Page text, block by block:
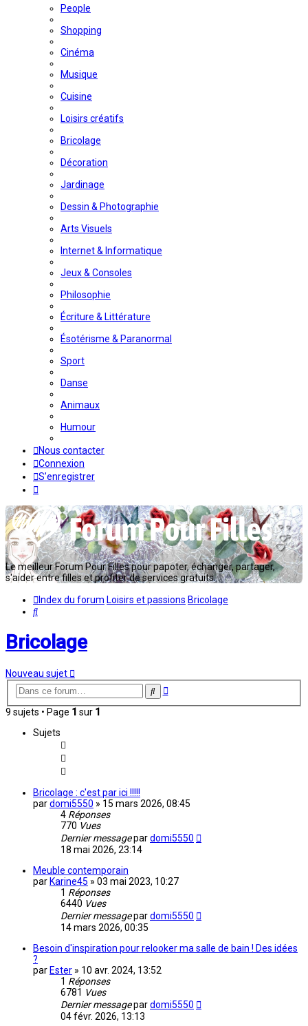
People
Shopping
Cinéma
Musique
Cuisine
Loisirs créatifs
Bricolage
Décoration
Jardinage
Dessin & Photographie
Arts Visuels
Internet & Informatique
Jeux & Consoles
Philosophie
Écriture & Littérature
Ésotérisme & Paranormal
Sport
Danse
Animaux
Humour
Nous contacter
Connexion
S’enregistrer
Le meilleur Forum Pour Filles pour papoter, échanger, partager,
s'aider entre filles et profiter de services gratuits...
Index du forum Loisirs et passions Bricolage
Rechercher
Bricolage
Nouveau sujet
Rechercher
Recherche
9 sujets • Page 1 sur 1
Sujets
Bricolage : c'est par ici !!!!!
pardomi5550 » 15 mars 2026, 08:45
4 Réponses
770 Vues
Dernier messagepardomi5550
18 mai 2026, 23:14
Meuble contemporain
par Karine45 » 03 mai 2023, 10:27
1 Réponses
6440 Vues
Dernier messagepardomi5550
14 mars 2026, 00:35
Besoin d'inspiration pour relooker ma salle de bain ! Des idées
?
par Ester » 10 avr. 2024, 13:52
1 Réponses
6781 Vues
Dernier messagepardomi5550
04 févr. 2026, 13:13